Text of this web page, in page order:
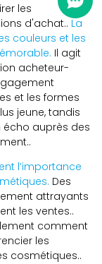
les
d'achat.. La
couleurs et les
Il agit
acheteur-
et les formes
jeune, tandis
écho auprès des
l’importance
Des
attrayants
les ventes..
comment
les
cosmétiques..